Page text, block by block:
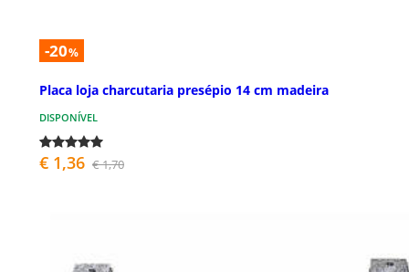
-20%
Placa loja charcutaria presépio 14 cm madeira
DISPONÍVEL
€ 1,36 € 1,70